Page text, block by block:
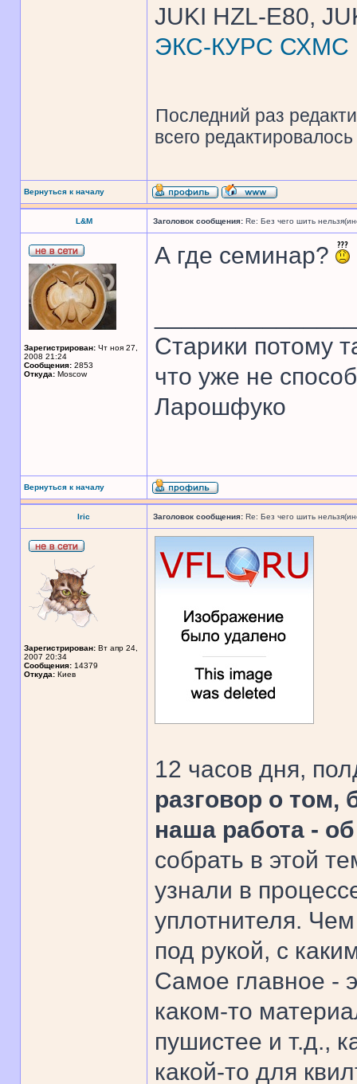
JUKI HZL-E80,
ЭКС-КУРС СХМС
Последний раз
всего
Вернуться к началу
L&M Заголовок сообщения: Re: Без чего шить
Зарегистрирован: Чт ноя 27,
2008 21:24
Сообщения: 2853
Откуда: Moscow
А где семинар?
Старики потому
что уже не
Ларошфуко
Вернуться к началу
Iric Заголовок сообщения: Re: Без чего шить
Зарегистрирован: Вт апр 24,
2007 20:34
Сообщения: 14379
Откуда: Киев
12 часов дня,
разговор о том,
наша работа -
собрать в этой
узнали в
уплотнителя.
под рукой, с
Самое главное -
каком-то
пушистее и т.д.,
какой-то для